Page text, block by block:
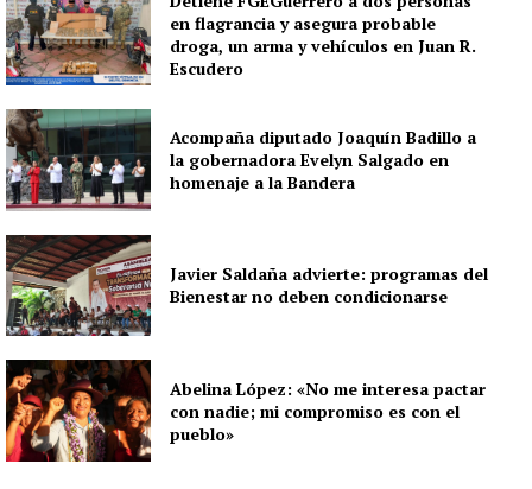
en flagrancia y asegura probable
droga, un arma y vehículos en Juan R.
Escudero
Acompaña diputado Joaquín Badillo a
la gobernadora Evelyn Salgado en
homenaje a la Bandera
Javier Saldaña advierte: programas del
Bienestar no deben condicionarse
Abelina López: «No me interesa pactar
con nadie; mi compromiso es con el
pueblo»